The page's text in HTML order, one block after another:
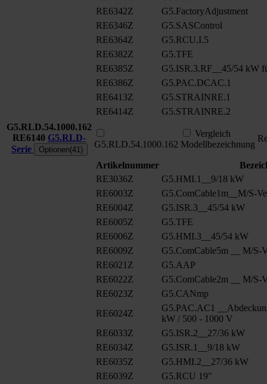
RE6342Z
G5.FactoryAdjustment
RE6346Z
G5.SASControl
RE6364Z
G5.RCU.I.5
RE6382Z
G5.TFE
RE6385Z
G5.ISR.3.RF__45/54 kW
RE6386Z
G5.PAC.DCAC.1
RE6413Z
G5.STRAINRE.1
RE6414Z
G5.STRAINRE.2
G5.RLD.54.1000.162
RE6140 G5.RLD-
Serie
Optionen(41)
G5.RLD.54.1000.162
Vergleich
Modellbezeichnung
Artikelnummer
RE3036Z
G5.HMI.1__9/18 kW
RE6003Z
G5.ComCable1m__M/S-
RE6004Z
G5.ISR.3__45/54 kW
RE6005Z
G5.TFE
RE6006Z
G5.HMI.3__45/54 kW
RE6009Z
G5.ComCable5m __ M/S-
RE6021Z
G5.AAP
RE6022Z
G5.ComCable2m __ M/S-
RE6023Z
G5.CANmp
RE6024Z
G5.PAC.AC1
kW / 500 - 1000 V
RE6033Z
G5.ISR.2__27/36 kW
RE6034Z
G5.ISR.1__9/18 kW
RE6035Z
G5.HMI.2__27/36 kW
RE6039Z
G5.RCU 19"